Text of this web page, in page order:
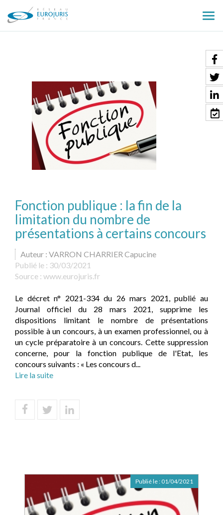
le
Fonction publique : la fin de la
limitation du nombre de
présentations à certains concours
Auteur : VARRON CHARRIER Capucine
Publié le : 30/03/2021
Source : www.eurojuris.fr
Le décret n° 2021-334 du 26 mars 2021, publié au
Journal officiel du 28 mars 2021, supprime les
dispositions limitant le nombre de présentations
possible à un concours, à un examen professionnel, ou à
un cycle préparatoire à un concours. Cette suppression
concerne, pour la fonction publique de l'Etat, les
concours suivants : « Les concours d...
Lire la suite
Publié le : 01/04/2021